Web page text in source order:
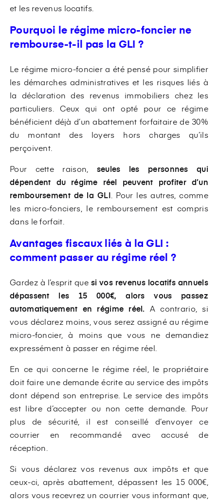
et les revenus locatifs.
Pourquoi le régime micro-foncier ne
rembourse-t-il pas la GLI ?
Le régime micro-foncier a été pensé pour simplifier
les démarches administratives et les risques liés à
la déclaration des revenus immobiliers chez les
particuliers. Ceux qui ont opté pour ce régime
bénéficient déjà d’un abattement forfaitaire de 30%
du montant des loyers hors charges qu’ils
perçoivent.
Pour cette raison, seules les personnes qui
dépendent du régime réel peuvent profiter d’un
remboursement de la GLI. Pour les autres, comme
les micro-fonciers, le remboursement est compris
dans le forfait.
Avantages fiscaux liés à la GLI :
comment passer au régime réel ?
Gardez à l’esprit que si vos revenus locatifs annuels
dépassent les 15 000€, alors vous passez
automatiquement en régime réel. A contrario, si
vous déclarez moins, vous serez assigné au régime
micro-foncier, à moins que vous ne demandiez
expressément à passer en régime réel.
En ce qui concerne le régime réel, le propriétaire
doit faire une demande écrite au service des impôts
dont dépend son entreprise. Le service des impôts
est libre d’accepter ou non cette demande. Pour
plus de sécurité, il est conseillé d’envoyer ce
courrier en recommandé avec accusé de
réception.
Si vous déclarez vos revenus aux impôts et que
ceux-ci, après abattement, dépassent les 15 000€,
alors vous recevrez un courrier vous informant que,